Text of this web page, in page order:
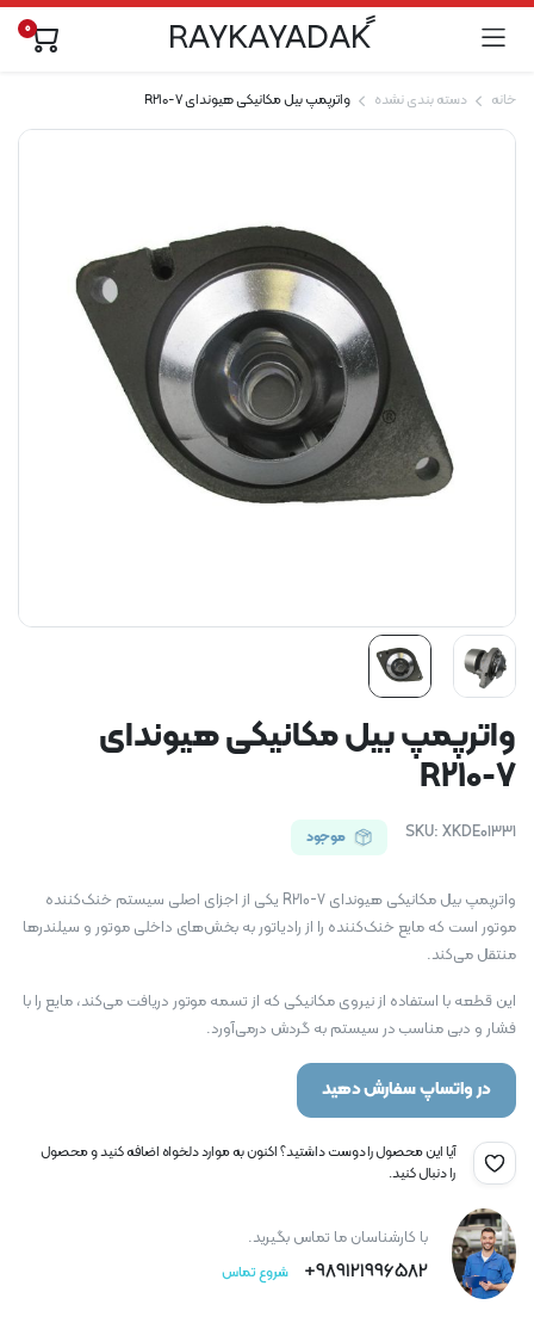
ًRAYKAYADAK 0
خانه دسته بندی نشده واترپمپ بیل مکانیکی هیوندای R210-7
واترپمپ بیل مکانیکی هیوندای
R210-7
SKU: XKDE01331 موجود
واترپمپ بیل مکانیکی هیوندای R210-7 یکی از اجزای اصلی سیستم خنک‌کننده
موتور است که مایع خنک‌کننده را از رادیاتور به بخش‌های داخلی موتور و سیلندرها
منتقل می‌کند.
این قطعه با استفاده از نیروی مکانیکی که از تسمه موتور دریافت می‌کند، مایع را با
فشار و دبی مناسب در سیستم به گردش درمی‌آورد.
در واتساپ سفارش دهید
آیا این محصول را دوست داشتید؟ اکنون به موارد دلخواه اضافه کنید و محصول
را دنبال کنید.
با کارشناسان ما تماس بگیرید.
989121996582+ شروع تماس